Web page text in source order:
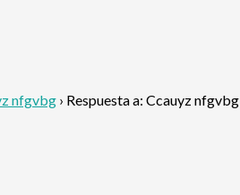
nfgvbg › Respuesta a: Ccauyz nfgvbg